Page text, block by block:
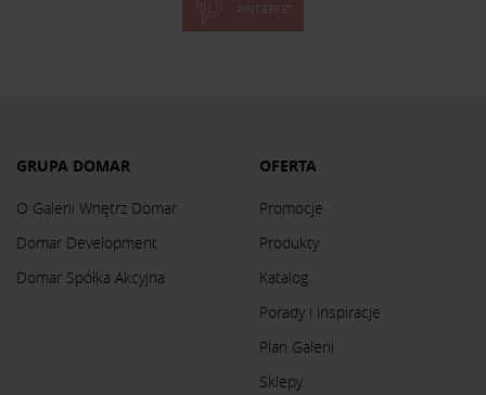
PINTEREST
GRUPA DOMAR
O Galerii Wnętrz Domar
Domar Development
Domar Spółka Akcyjna
OFERTA
Promocje
Produkty
Katalog
Porady i inspiracje
Plan Galerii
Sklepy